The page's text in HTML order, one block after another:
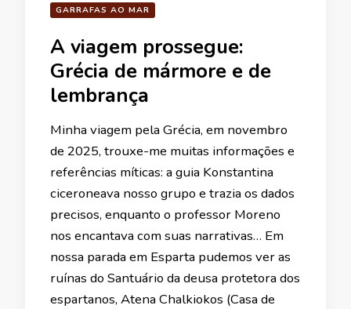
GARRAFAS AO MAR
A viagem prossegue:
Grécia de mármore e de
lembrança
Minha viagem pela Grécia, em novembro
de 2025, trouxe-me muitas informações e
referências míticas: a guia Konstantina
ciceroneava nosso grupo e trazia os dados
precisos, enquanto o professor Moreno
nos encantava com suas narrativas… Em
nossa parada em Esparta pudemos ver as
ruínas do Santuário da deusa protetora dos
espartanos, Atena Chalkiokos (Casa de